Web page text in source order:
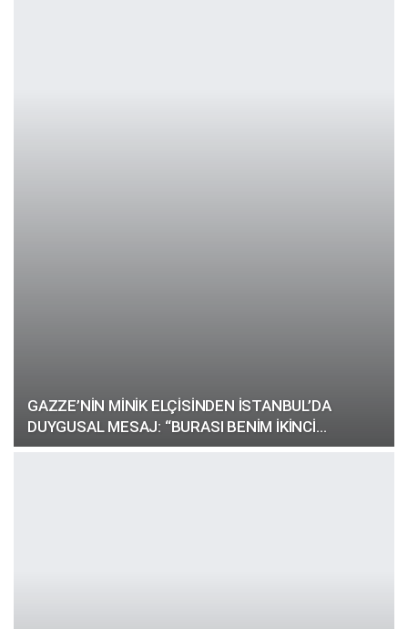
GAZZE’NİN MİNİK ELÇİSİNDEN İSTANBUL’DA
DUYGUSAL MESAJ: “BURASI BENİM İKİNCİ…